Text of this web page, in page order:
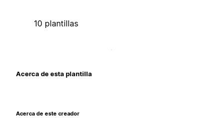
10 plantillas
Acerca de esta plantilla
Acerca de este creador